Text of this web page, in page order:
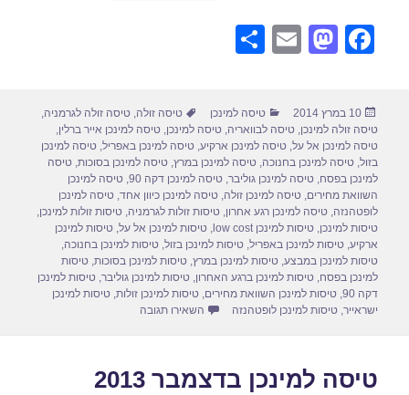
F
e
b
o
o
k
M
o
d
o
n
E
e
פורסם
בתאריך
10 במרץ 2014 קטגוריות
טיסה למינכן תגיות
טיסה זולה,טיסה זולה לגרמניה,
טיסה זולה למינכן,טיסה לבוואריה,טיסה למינכן,טיסה למינכן אייר ברלין,
טיסה למינכן אל על,טיסה למינכן ארקיע,טיסה למינכן באפריל,טיסה למינכן
בזול,טיסה למינכן בחנוכה,טיסה למינכן במרץ,טיסה למינכן בסוכות,טיסה
למינכן בפסח,טיסה למינכן גוליבר,טיסה למינכן דקה 90 ,טיסה למינכן
השוואת מחירים,טיסה למינכן זולה,טיסה למינכן כיוון אחד,טיסה למינכן
לופטהנזה,טיסה למינכן רגע אחרון,טיסות זולות לגרמניה,טיסות זולות למינכן,
טיסות למינכן,טיסות למינכן low cost ,טיסות למינכן אל על,טיסות למינכן
ארקיע,טיסות למינכן באפריל,טיסות למינכן בזול,טיסות למינכן בחנוכה,
טיסות למינכן במבצע,טיסות למינכן במרץ,טיסות למינכן בסוכות,טיסות
למינכן בפסח,טיסות למינכן ברגע האחרון,טיסות למינכן גוליבר,טיסות למינכן
דקה 90
,טיסות למינכן השוואת מחירים,טיסות למינכן זולות,טיסות למינכן
ישראייר,טיסות למינכן לופטהנזה השאירו תגובה
טיסה למינכן בדצמבר 2013